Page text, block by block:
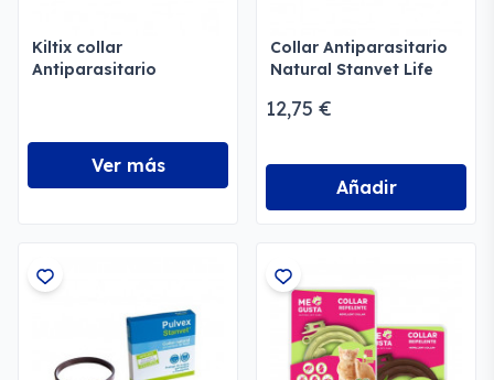
Kiltix collar
Antiparasitario
Ver más
Collar Antiparasitario
Natural Stanvet Life
12,75 €
Añadir